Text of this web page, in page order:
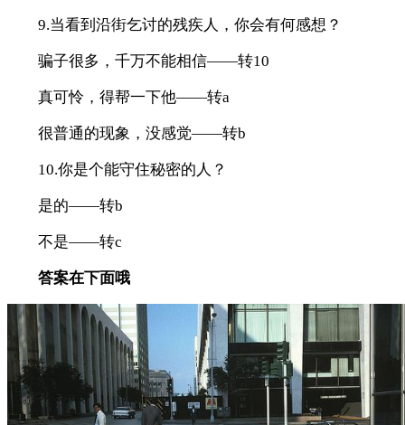
9.当看到沿街乞讨的残疾人，你会有何感想？
骗子很多，千万不能相信——转10
真可怜，得帮一下他——转a
很普通的现象，没感觉——转b
10.你是个能守住秘密的人？
是的——转b
不是——转c
答案在下面哦